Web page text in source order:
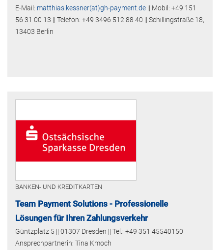
E-Mail: matthias.kessner(at)gh-payment.de || Mobil: +49 151
56 31 00 13 || Telefon: +49 3496 512 88 40 || Schillingstraße 18,
13403 Berlin
BANKEN- UND KREDITKARTEN
Team Payment Solutions - Professionelle
Lösungen für Ihren Zahlungsverkehr
Güntzplatz 5 || 01307 Dresden || Tel.: +49 351 45540150
Ansprechpartnerin: Tina Kmoch